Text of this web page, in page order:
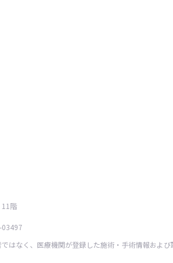
11階
03497
はなく、医療機関が登録した施術・手術情報および